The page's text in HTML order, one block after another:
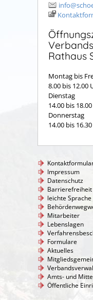
Rathaus
Montag bis
8.00 bis 12.00
14.00 bis
Donnerstag
14.00 bis
Impressum
Datenschutz
Barrierefreiheit
leichte Sprache
Mitarbeiter
Lebenslagen
Formulare
Aktuelles
Amts- und
Öffentliche